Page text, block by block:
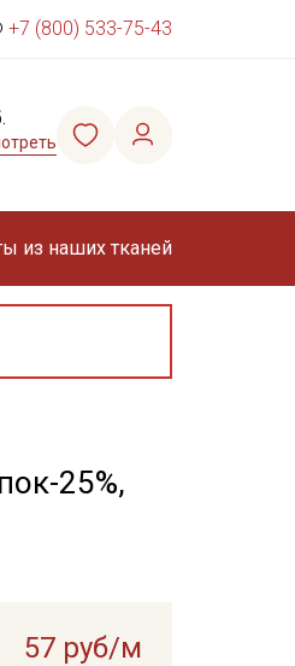
+7 (800) 533-75-43
из наших тканей
25%,
57 руб/м